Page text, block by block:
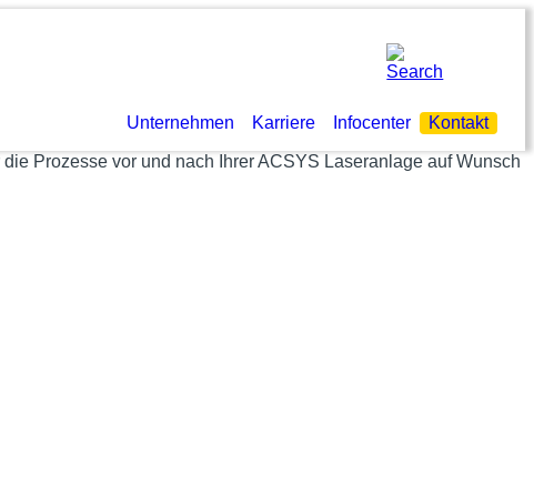
Unternehmen Karriere Infocenter Kontakt